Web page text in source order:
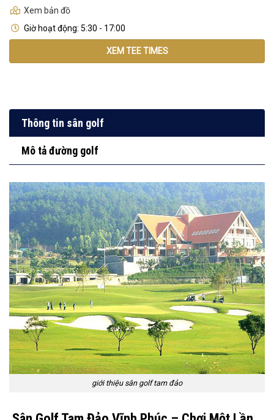
Xem bản đồ
Giờ hoạt động: 5:30 - 17:00
XEM TEE TIMES
Thông tin sân golf
Mô tả đường golf
giới thiệu sân golf tam đảo